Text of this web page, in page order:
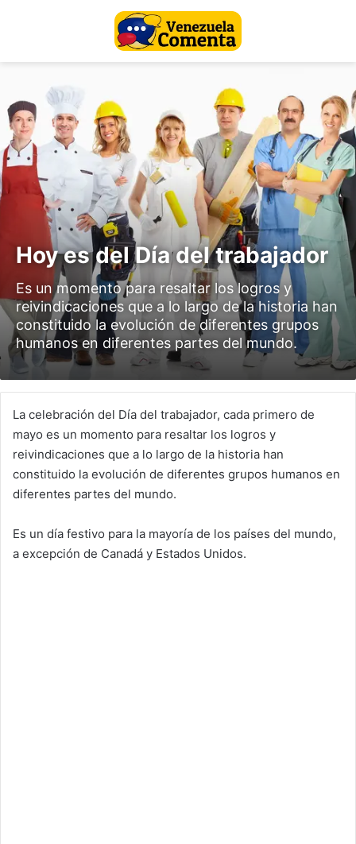
Hoy es del Día del trabajador
Es un momento para resaltar los logros y
reivindicaciones que a lo largo de la historia han
constituido la evolución de diferentes grupos
humanos en diferentes partes del mundo.
La celebración del Día del trabajador, cada primero de
mayo es un momento para resaltar los logros y
reivindicaciones que a lo largo de la historia han
constituido la evolución de diferentes grupos humanos en
diferentes partes del mundo.
Es un día festivo para la mayoría de los países del mundo,
a excepción de Canadá y Estados Unidos.